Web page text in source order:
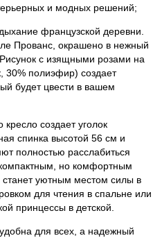
и модных решений;
французской деревни.
Прованс, окрашено в нежный
Рисунок с изящными розами на
30% полиэфир) создает
будет цвести в вашем
кресло создает уголок
спинка высотой 56 см и
полностью расслабиться
но комфортным
уютным местом силы в
для чтения в спальне или
принцессы в детской.
для всех, а надежный